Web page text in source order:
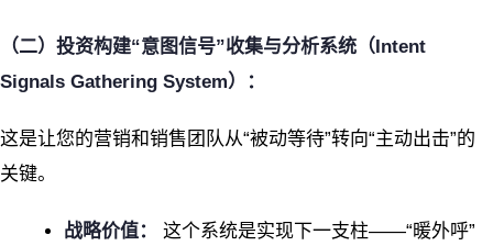
（二）投资构建“意图信号”收集与分析系统（Intent
Signals Gathering System）：
这是让您的营销和销售团队从“被动等待”转向“主动出击”的
关键。
战略价值：
这个系统是实现下一支柱——“暖外呼”